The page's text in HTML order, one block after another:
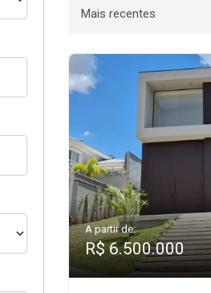
Ordenar por
A partir de:
R$ 6.500.000